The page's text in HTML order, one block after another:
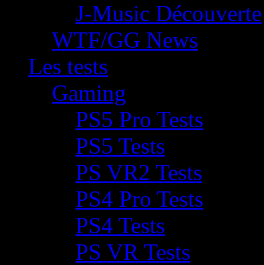
J-Music Découverte
WTF/GG News
Les tests
Gaming
PS5 Pro Tests
PS5 Tests
PS VR2 Tests
PS4 Pro Tests
PS4 Tests
PS VR Tests